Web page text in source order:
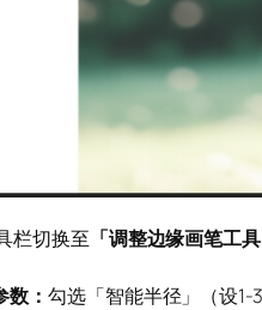
栏切换至 「调整边缘画笔工具
数：勾选「智能半径」（设